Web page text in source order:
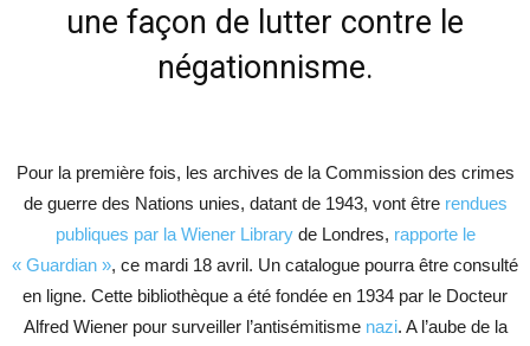
une façon de lutter contre le
négationnisme.
Pour la première fois, les archives de la Commission des crimes
de guerre des Nations unies, datant de 1943, vont être rendues
publiques par la Wiener Libraryde Londres, rapporte le
« Guardian », ce mardi 18 avril. Un catalogue pourra être consulté
en ligne. Cette bibliothèque a été fondée en 1934 par le Docteur
Alfred Wiener pour surveiller l’antisémitisme nazi. A l’aube de la